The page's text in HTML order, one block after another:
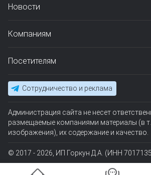
Новости
Компаниям
Посетителям
Сотрудничество и реклама
Администрация сайта не несет
размещаемые компаниями материалы (в
изображения), их содержание и качество.
© 2017 - 2026, ИП Горкун Д.А. (ИНН